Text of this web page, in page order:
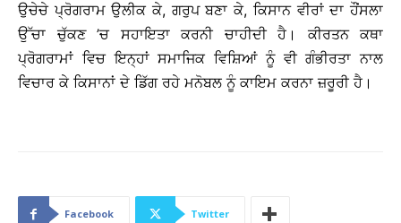
ਉਚੇਚੇ ਪ੍ਰੋਗਰਾਮ ਉਲੀਕ ਕੇ, ਗਰੁਪ ਬਣਾ ਕੇ, ਕਿਸਾਨ ਵੀਰਾਂ ਦਾ ਹੌਂਸਲਾ
ਉੱਚਾ ਚੁੱਕਣ ’ਚ ਸਹਾਇਤਾ ਕਰਨੀ ਚਾਹੀਦੀ ਹੈ। ਕੀਰਤਨ ਕਥਾ
ਪ੍ਰੋਗਰਾਮਾਂ ਵਿਚ ਇਨ੍ਹਾਂ ਸਮਾਜਿਕ ਵਿਸ਼ਿਆਂ ਨੂੰ ਵੀ ਗੰਭੀਰਤਾ ਨਾਲ
ਵਿਚਾਰ ਕੇ ਕਿਸਾਨਾਂ ਦੇ ਡਿੱਗ ਰਹੇ ਮਨੋਬਲ ਨੂੰ ਕਾਇਮ ਕਰਨਾ ਜ਼ਰੂਰੀ ਹੈ।
Facebook Twitter